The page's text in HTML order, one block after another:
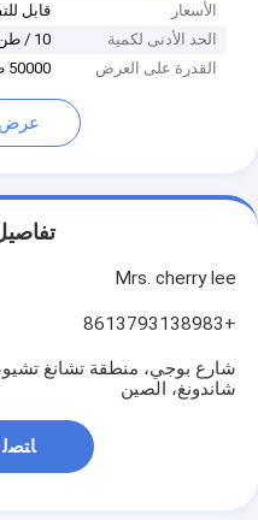
الأسعار
قابل
الحد الأدنى لكمية
10 / طن
القدرة على العرض
50000 طن / سنة
عرض
Mrs. cherry lee
+8613793138983
شارع بوجي، منطقة تشانغ
شاندونغ، الصين
ﺎﺘﺼﻟ